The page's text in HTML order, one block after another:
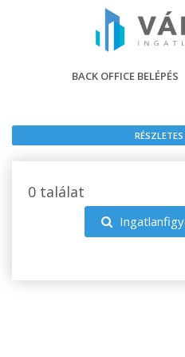
BACK OFFICE BELÉPÉS
RÉSZLETES
0 találat